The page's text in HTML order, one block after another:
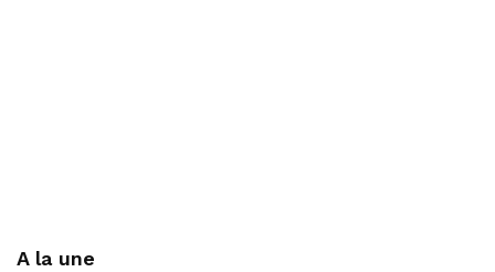
A la une